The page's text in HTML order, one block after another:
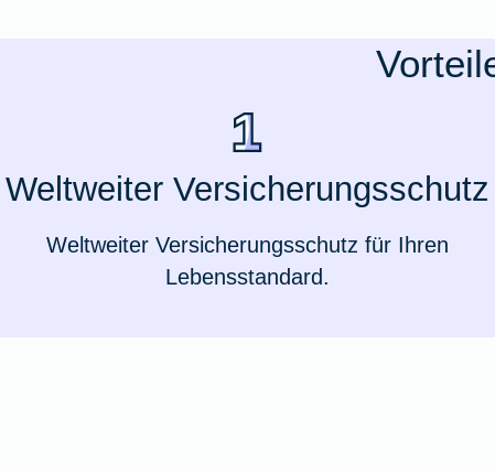
Zur Produktübersicht
Weltweiter Versicherungsschutz
Weltweiter Versicherungsschutz für Ihren
Lebensstandard.